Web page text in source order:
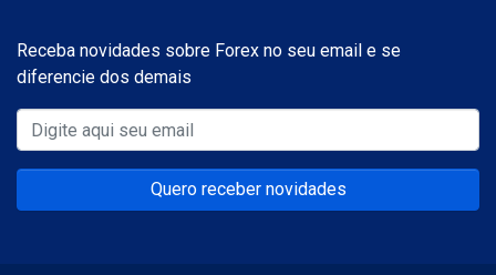
Receba novidades sobre Forex no seu email e se
diferencie dos demais
Quero receber novidades